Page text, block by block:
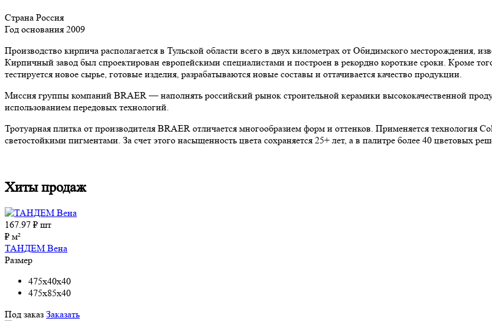
Страна Россия
Год основания 2009
Производство кирпича располагается в Тульской области всего в двух километрах от Обидимского месторождения,
Кирпичный завод был спроектирован европейскими специалистами и построен в рекордно короткие сроки. Кроме
тестируется новое сырье, готовые изделия, разрабатываются новые составы и оттачивается качество продукции.
Миссия группы компаний BRAER — наполнять российский рынок строительной керамики высококачественной
использованием передовых технологий.
Тротуарная плитка от производителя BRAER отличается многообразием форм и оттенков. Применяется
светостойкими пигментами. За счет этого насыщенность цвета сохраняется 25+ лет, а в палитре более 40 цветовых
Хиты продаж
167.97 ₽ шт
₽ м²
ТАНДЕМ Вена
Размер
475x40x40
475x85x40
Под заказ Заказать